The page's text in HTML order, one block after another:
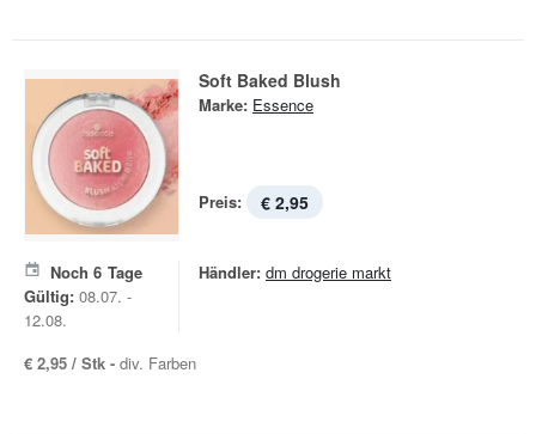
Soft Baked Blush
Marke: Essence
Preis: € 2,95
Noch 6 Tage
Gültig: 08.07. -
12.08.
Händler: dm drogerie markt
€ 2,95 / Stk - div. Farben